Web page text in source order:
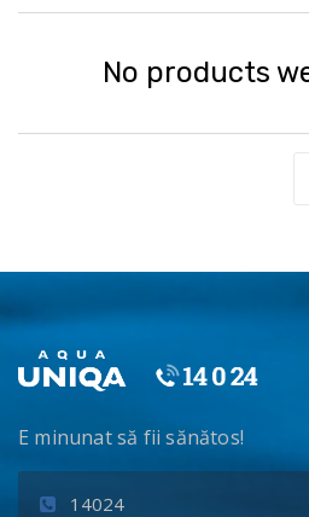
No products
E minunat să fii sănătos!
14024